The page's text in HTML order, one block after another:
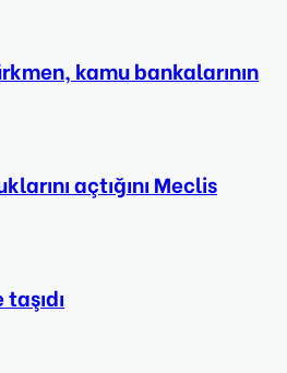
kamu bankalarının
açtığını Meclis